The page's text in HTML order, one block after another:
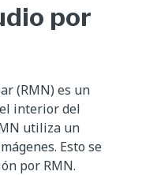
por
(RMN) es un
interior del
utiliza un
Esto se
por RMN.